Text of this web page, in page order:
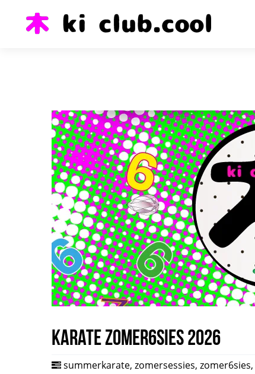
Karate Zomer6sies 2026
summerkarate, zomersessies, zomer6sies,